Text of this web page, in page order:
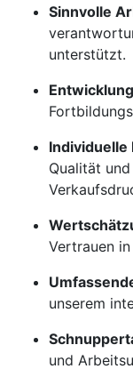
Sinnvolle
unterstützt.
Individuelle
Qualität
Vertrauen
unserem
und